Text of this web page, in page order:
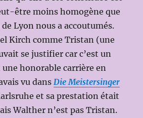
être moins homogène que
de Lyon nous a accoutumés.
Kirch comme Tristan (une
se justifier car c’est un
honorable carrière en
vu dans Die Meistersinger
et sa prestation était
Walther n’est pas Tristan.